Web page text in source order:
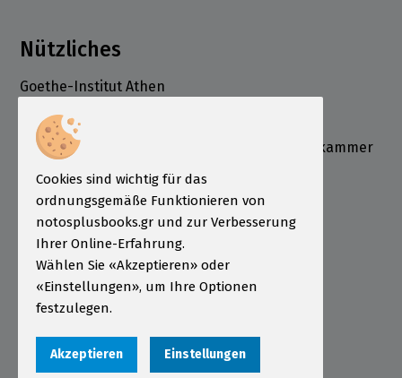
Nützliches
Goethe-Institut Athen
Deutsche Schule Athen
Deutsch-Griechische Industrie- und Handelskammer
ÖSD Institut Griechenland
Informationen
Bestellung
Zahlungsarten
Sendungen
Nutzungsbedingungen
Cookies sind wichtig für das
ordnungsgemäße Funktionieren von
notosplusbooks.gr und zur Verbesserung
Ihrer Online-Erfahrung.
Wählen Sie «Akzeptieren» oder
«Einstellungen», um Ihre Optionen
festzulegen.
Akzeptieren Einstellungen